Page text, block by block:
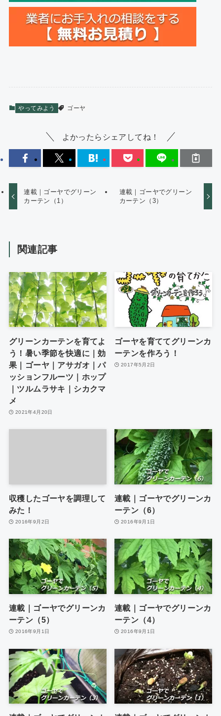
やってみよう ゴーヤ
よかったらシェアしてね！
連載｜ゴーヤでグリーン
カーテン（1）
連載｜ゴーヤでグリーン
カーテン（3）
関連記事
グリーンカーテンを育てよ
う！暑い季節を快適に｜効
果｜ゴーヤ｜アサガオ｜パ
ッションフルーツ｜ホップ
｜ツルムラサキ｜シカクマ
メ
2021年4月20日
ゴーヤを育ててグリーンカ
ーテンを作ろう！
2017年5月2日
収穫したゴーヤを調理して
みた！
2016年9月2日
連載｜ゴーヤでグリーンカ
ーテン（6）
2016年9月1日
連載｜ゴーヤでグリーンカ
ーテン（5）
2016年9月1日
連載｜ゴーヤでグリーンカ
ーテン（4）
2016年9月1日